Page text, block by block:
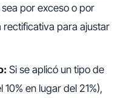
por exceso o por
para ajustar
Si se aplicó un tipo de
en lugar del 21%),